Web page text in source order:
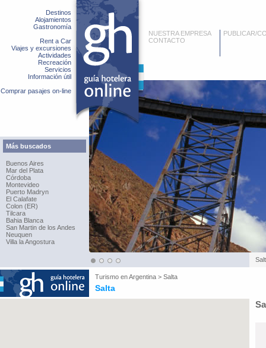
Destinos
Alojamientos
Gastronomía
Rent a Car
Viajes y excursiones
Actividades
Recreación
Servicios
Información útil
Comprar pasajes on-line
Más buscados
Buenos Aires
Mar del Plata
Córdoba
Montevideo
Puerto Madryn
El Calafate
Colon (ER)
Tilcara
Bahia Blanca
San Martin de los Andes
Neuquen
Villa la Angostura
NUESTRA EMPRESA
CONTACTO
PUBLICAR/
Turismo enArgentina > Salta
Salta